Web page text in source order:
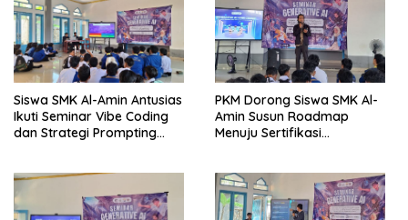
Siswa SMK Al-Amin Antusias
Ikuti Seminar Vibe Coding
dan Strategi Prompting
PKM Dorong Siswa SMK Al-
Amin Susun Roadmap
Menuju Sertifikasi